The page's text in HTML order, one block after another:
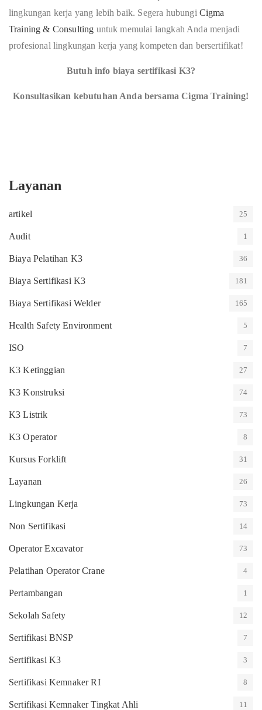
lingkungan kerja yang lebih baik. Segera hubungi Cigma
Training & Consulting untuk memulai langkah Anda menjadi
profesional lingkungan kerja yang kompeten dan bersertifikat!
Butuh info biaya sertifikasi K3?
Konsultasikan kebutuhan Anda bersama Cigma Training!
Layanan
artikel 25
Audit 1
Biaya Pelatihan K3 36
Biaya Sertifikasi K3 181
Biaya Sertifikasi Welder 165
Health Safety Environment 5
ISO 7
K3 Ketinggian 27
K3 Konstruksi 74
K3 Listrik 73
K3 Operator 8
Kursus Forklift 31
Layanan 26
Lingkungan Kerja 73
Non Sertifikasi 14
Operator Excavator 73
Pelatihan Operator Crane 4
Pertambangan 1
Sekolah Safety 12
Sertifikasi BNSP 7
Sertifikasi K3 3
Sertifikasi Kemnaker RI 8
Sertifikasi Kemnaker Tingkat Ahli 11